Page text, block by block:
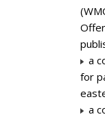
a
for
a